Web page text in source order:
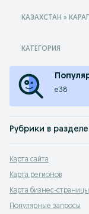
КАЗАХСТАН »
КАТЕГОРИЯ
e38
Рубрики в
02 (E10),1 серия,3
Продажа БМВ (BMW)
Карта сайта
Карта регионов
Карта бизнес-страницы
Популярные запросы